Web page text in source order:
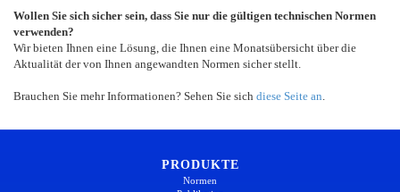
Wollen Sie sich sicher sein, dass Sie nur die gültigen technischen Normen
verwenden?
Wir bieten Ihnen eine Lösung, die Ihnen eine Monatsübersicht über die
Aktualität der von Ihnen angewandten Normen sicher stellt.
Brauchen Sie mehr Informationen? Sehen Sie sich diese Seite an
PRODUKTE
Normen